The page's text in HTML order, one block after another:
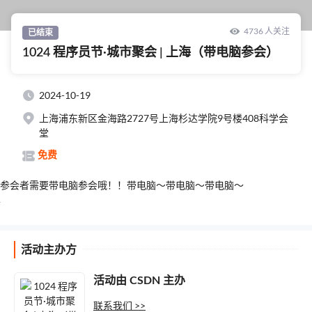
1024 程序员节·城市聚会 | 上海（带电脑参会）
已结束 4736 人关注
2024-10-19
上海浦东新区金海路2727号上海杉达学院9号楼408科学会
堂
免费
参会者需要带电脑参会哦！！带电脑～带电脑～带电脑～
活动主办方
活动由 CSDN 主办
联系我们